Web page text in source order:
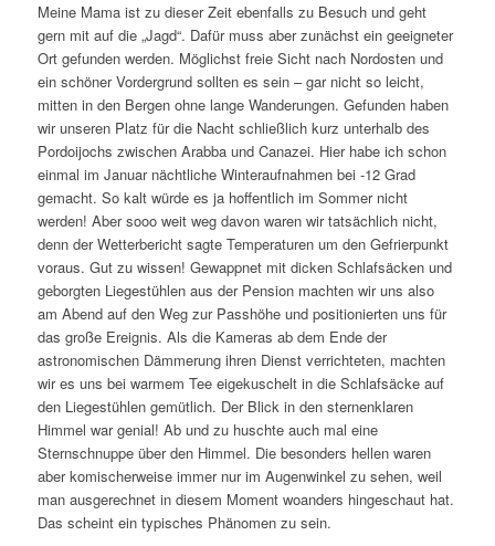
Meine Mama ist zu dieser Zeit ebenfalls zu Besuch und geht
gern mit auf die „Jagd“. Dafür muss aber zunächst ein geeigneter
Ort gefunden werden. Möglichst freie Sicht nach Nordosten und
ein schöner Vordergrund sollten es sein – gar nicht so leicht,
mitten in den Bergen ohne lange Wanderungen. Gefunden haben
wir unseren Platz für die Nacht schließlich kurz unterhalb des
Pordoijochs zwischen Arabba und Canazei. Hier habe ich schon
einmal im Januar nächtliche Winteraufnahmen bei -12 Grad
gemacht. So kalt würde es ja hoffentlich im Sommer nicht
werden! Aber sooo weit weg davon waren wir tatsächlich nicht,
denn der Wetterbericht sagte Temperaturen um den Gefrierpunkt
voraus. Gut zu wissen! Gewappnet mit dicken Schlafsäcken und
geborgten Liegestühlen aus der Pension machten wir uns also
am Abend auf den Weg zur Passhöhe und positionierten uns für
das große Ereignis. Als die Kameras ab dem Ende der
astronomischen Dämmerung ihren Dienst verrichteten, machten
wir es uns bei warmem Tee eigekuschelt in die Schlafsäcke auf
den Liegestühlen gemütlich. Der Blick in den sternenklaren
Himmel war genial! Ab und zu huschte auch mal eine
Sternschnuppe über den Himmel. Die besonders hellen waren
aber komischerweise immer nur im Augenwinkel zu sehen, weil
man ausgerechnet in diesem Moment woanders hingeschaut hat.
Das scheint ein typisches Phänomen zu sein.